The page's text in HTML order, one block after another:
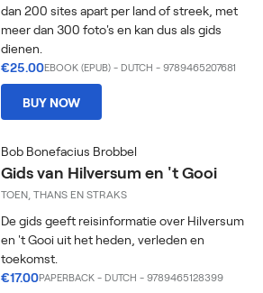
dan 200 sites apart per land of streek, met
meer dan 300 foto's en kan dus als gids
dienen.
€25.00EBOOK (EPUB) - DUTCH - 9789465207681
BUY NOW
Bob Bonefacius Brobbel
Gids van Hilversum en 't Gooi
TOEN, THANS EN STRAKS
De gids geeft reisinformatie over Hilversum
en 't Gooi uit het heden, verleden en
toekomst.
€17.00PAPERBACK - DUTCH - 9789465128399